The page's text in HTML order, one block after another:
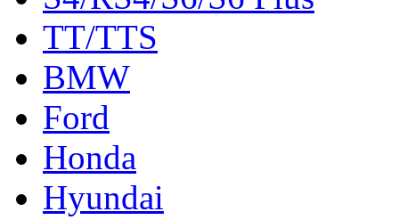
TT/TTS
BMW
Ford
Honda
Hyundai